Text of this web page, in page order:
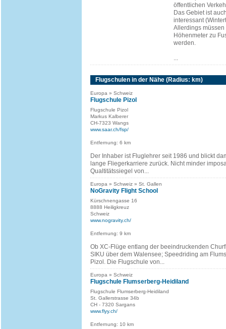
öffentlichen
Das Gebiet ist
interessant
Allerdings
Höhenmeter zu
werden.
...
Flugschulen in der Nähe (Radius: km)
Europa » Schweiz
Flugschule Pizol
Flugschule Pizol
Markus Kalberer
CH-7323 Wangs
www.saar.ch/fsp/
Entfernung: 6 km
Der Inhaber ist Fluglehrer seit 1986 und blickt
lange Fliegerkarriere zurück. Nicht minder
Qualtitätssiegel von...
Europa » Schweiz » St. Gallen
NoGravity Flight School
Kürschnengasse 16
8888 Heiligkreuz
Schweiz
www.nogravity.ch/
Entfernung: 9 km
Ob XC-Flüge entlang der beeindruckenden
SIKU über dem Walensee; Speedriding am
Pizol. Die Flugschule von...
Europa » Schweiz
Flugschule Flumserberg-Heidiland
Flugschule Flumserberg-Heidiland
St. Gallerstrasse 34b
CH - 7320 Sargans
www.flyy.ch/
Entfernung: 10 km